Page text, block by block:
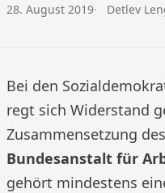
Veröffentlicht am:
28. August 2019 Autor:
Detlev
Bei den
regt sich Widerstand
Zusammensetzung
Bundesanstalt für
gehört mindestens